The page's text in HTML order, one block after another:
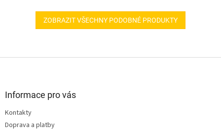
ZOBRAZIT VŠECHNY PODOBNÉ PRODUKTY
Informace pro vás
Kontakty
Doprava a platby